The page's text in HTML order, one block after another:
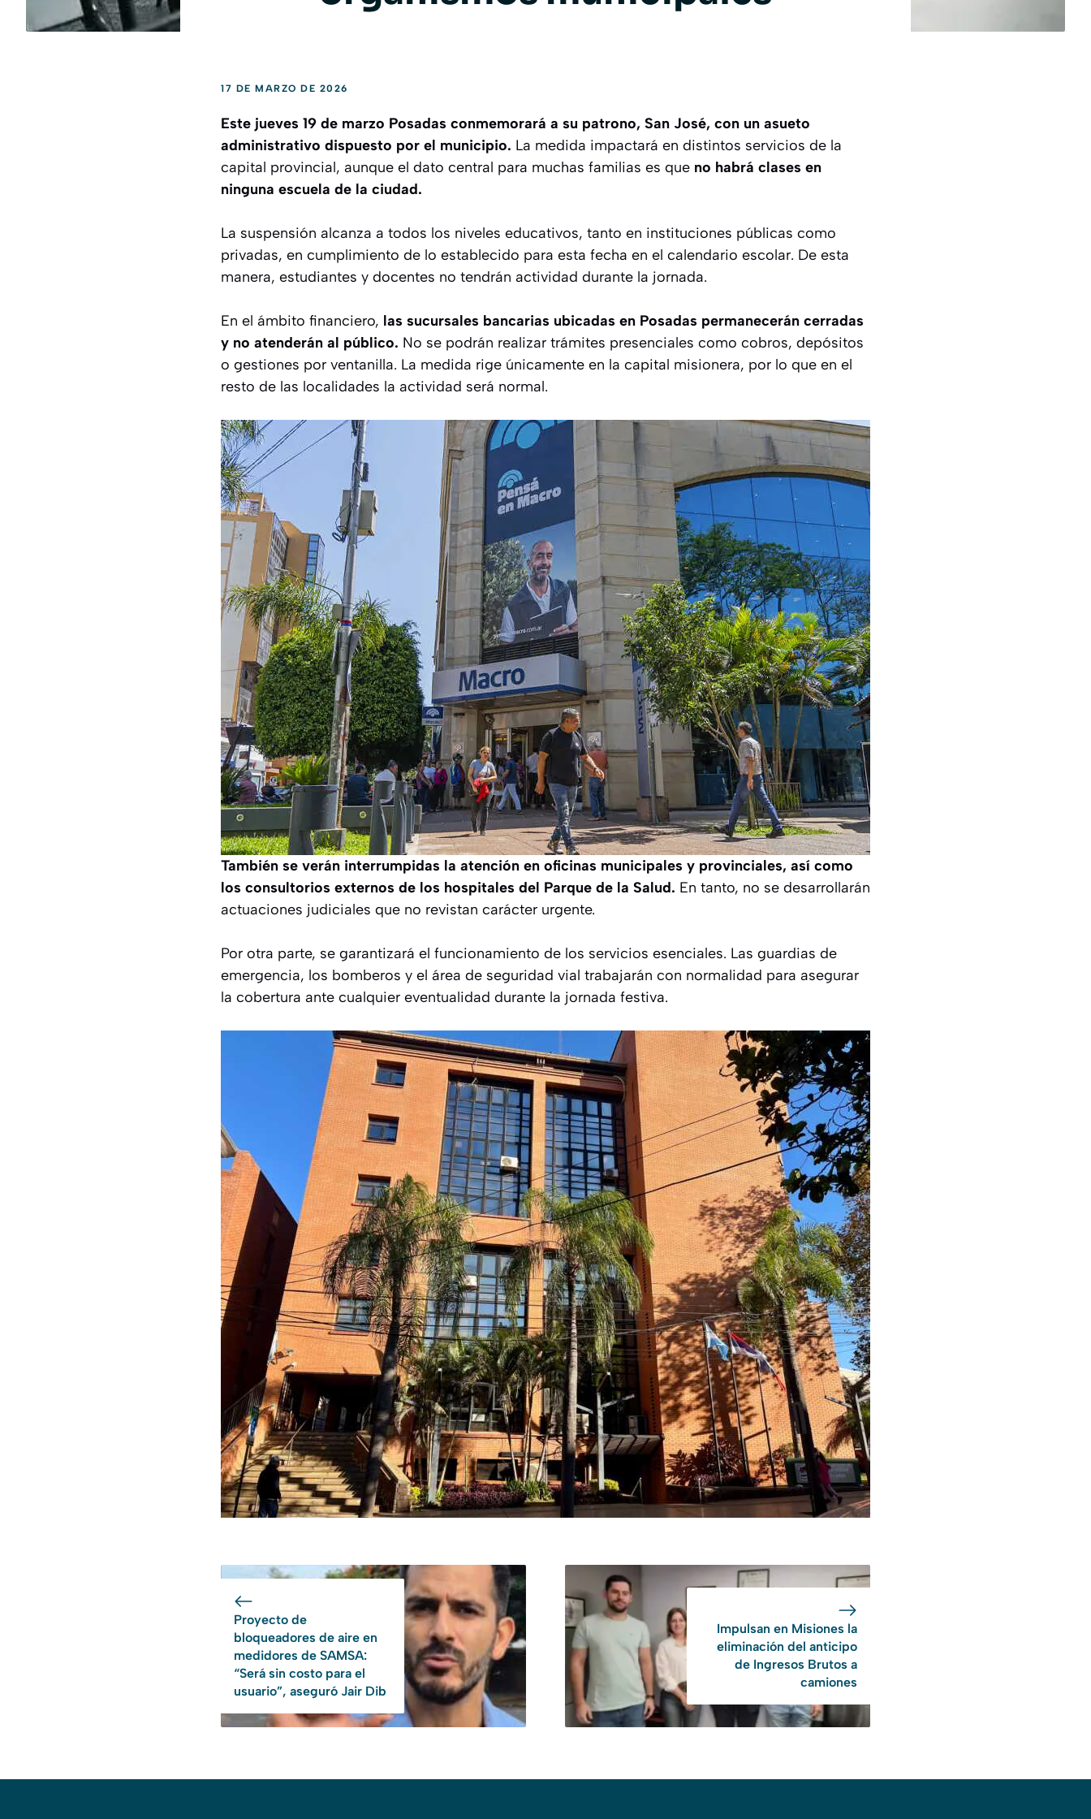
17 DE MARZO DE 2026
Este jueves 19 de marzo Posadas conmemorará a su patrono, San José, con un asueto
administrativo dispuesto por el municipio. La medida impactará en distintos servicios de la
capital provincial, aunque el dato central para muchas familias es que no habrá clases en
ninguna escuela de la ciudad.
La suspensión alcanza a todos los niveles educativos, tanto en instituciones públicas como
privadas, en cumplimiento de lo establecido para esta fecha en el calendario escolar. De esta
manera, estudiantes y docentes no tendrán actividad durante la jornada.
En el ámbito financiero, las sucursales bancarias ubicadas en Posadas permanecerán cerradas
y no atenderán al público. No se podrán realizar trámites presenciales como cobros, depósitos
o gestiones por ventanilla. La medida rige únicamente en la capital misionera, por lo que en el
resto de las localidades la actividad será normal.
También se verán interrumpidas la atención en oficinas municipales y provinciales, así como
los consultorios externos de los hospitales del Parque de la Salud. En tanto, no se desarrollarán
actuaciones judiciales que no revistan carácter urgente.
Por otra parte, se garantizará el funcionamiento de los servicios esenciales. Las guardias de
emergencia, los bomberos y el área de seguridad vial trabajarán con normalidad para asegurar
la cobertura ante cualquier eventualidad durante la jornada festiva.
Proyecto de
bloqueadores de aire en
medidores de SAMSA:
“Será sin costo para el
usuario”, aseguró Jair Dib
Impulsan en Misiones la
eliminación del anticipo
de Ingresos Brutos a
camiones